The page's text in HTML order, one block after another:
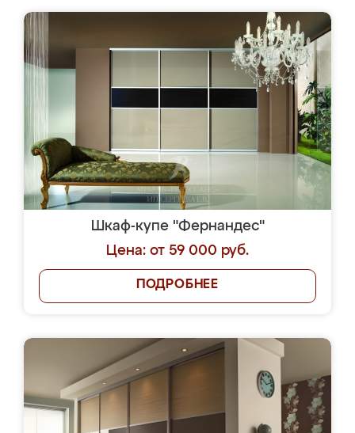
Шкаф-купе "Фернандес"
Цена: от 59 000 руб.
ПОДРОБНЕЕ